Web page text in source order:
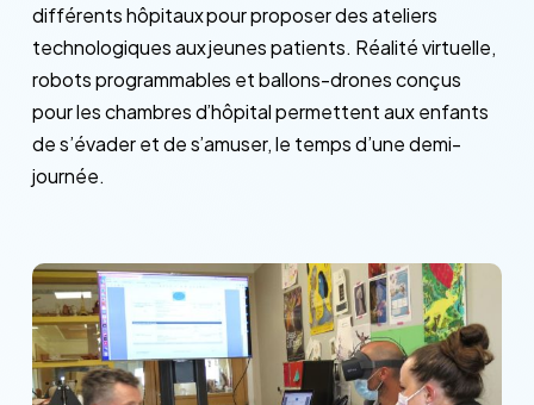
différents hôpitaux pour proposer des ateliers
technologiques aux jeunes patients. Réalité virtuelle,
robots programmables et ballons-drones conçus
pour les chambres d’hôpital permettent aux enfants
de s’évader et de s’amuser, le temps d’une demi-
journée.